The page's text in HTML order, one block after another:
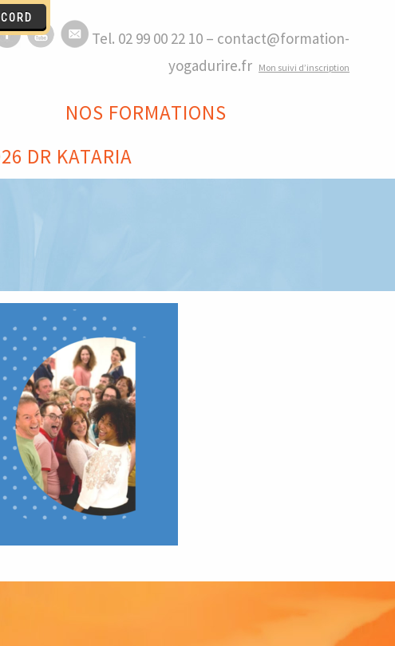
Tel. 02 99 00 22 10 – contact@formation-
yogadurire.fr Mon suivi d’inscription
NOS FORMATIONS
DR KATARIA